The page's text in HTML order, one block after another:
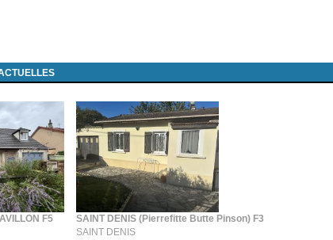
F5
SAINT DENIS (Pierrefitte Butte Pinson) F3
SAINT DENIS